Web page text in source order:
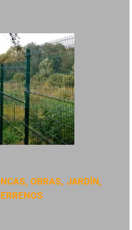
OBRAS, JARDÍN,